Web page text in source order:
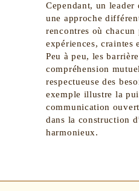
Cependant, un
une approche
rencontres où chacun
expériences, craintes
Peu à peu, les
compréhension
respectueuse des
exemple illustre la
communication
dans la construction
harmonieux.